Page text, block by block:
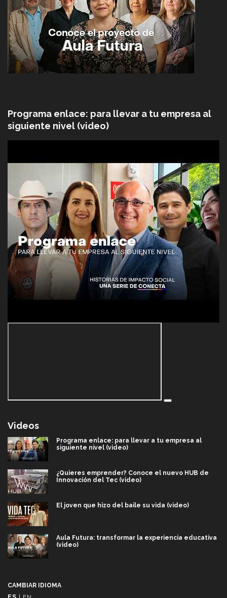
Programa enlace: para llevar a tu empresa al
siguiente nivel (video)
Videos
Programa enlace: para llevar a tu empresa al
siguiente nivel (video)
¿Quieres emprender? Conoce el nuevo HUB de
Innovación del Tec (video)
El joven que hizo del baile su vida (video)
Aula Futura: transformar la experiencia educativa
(video)
CAMBIAR IDIOMA